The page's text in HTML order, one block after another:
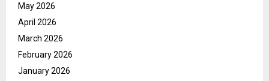
May 2026
April 2026
March 2026
February 2026
January 2026